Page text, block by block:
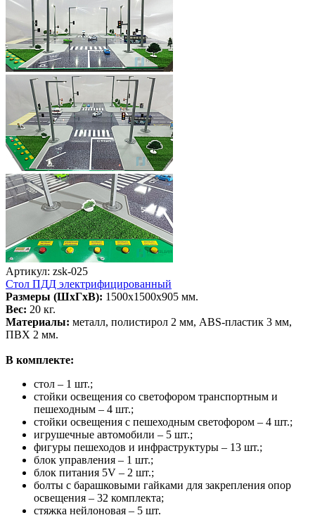
Артикул: zsk-025
Стол ПДД электрифицированный
Размеры (ШхГхВ): 1500х1500х905 мм.
Вес: 20 кг.
Материалы: металл, полистирол 2 мм, ABS-пластик 3 мм,
ПВХ 2 мм.
В комплекте:
стол – 1 шт.;
стойки освещения со светофором транспортным и
пешеходным – 4 шт.;
стойки освещения с пешеходным светофором – 4 шт.;
игрушечные автомобили – 5 шт.;
фигуры пешеходов и инфраструктуры – 13 шт.;
блок управления – 1 шт.;
блок питания 5V – 2 шт.;
болты с барашковыми гайками для закрепления опор
освещения – 32 комплекта;
стяжка нейлоновая – 5 шт.